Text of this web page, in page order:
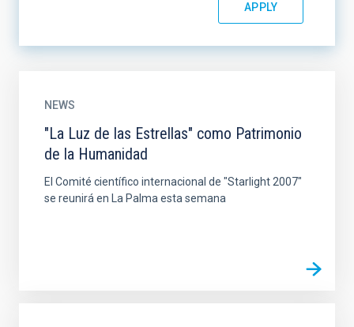
NEWS
"La Luz de las Estrellas" como Patrimonio
de la Humanidad
El Comité científico internacional de "Starlight 2007"
se reunirá en La Palma esta semana